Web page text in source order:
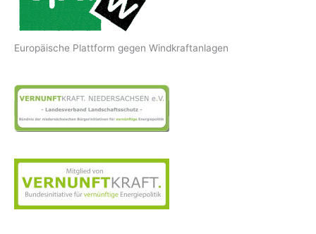
Europäische Plattform gegen Windkraftanlagen